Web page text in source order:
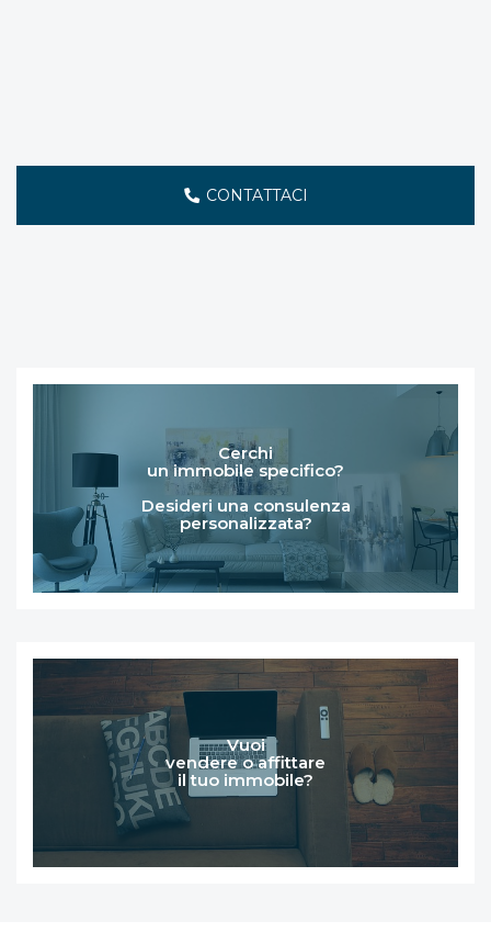
CONTATTACI
Cerchi
un immobile specifico?
Desideri una consulenza
personalizzata?
Vuoi
vendere o affittare
il tuo immobile?